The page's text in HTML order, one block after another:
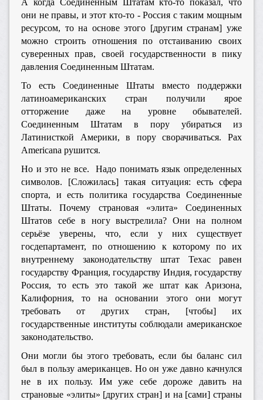
А когда Соединенным Штатам кто-то показал, что
они не правы, и этот кто-то - Россия с таким мощным
ресурсом, то на основе этого [другим странам] уже
можно строить отношения по отстаиванию своих
суверенных прав, своей государственности в пику
давления Соединенным Штатам.
То есть Соединенные Штаты вместо поддержки
латиноамериканских стран получили ярое
отторжение даже на уровне обывателей.
Соединенным Штатам в пору убираться из
Латинисткой Америки, в пору сворачиваться. Pax
Americana рушится.
Но и это не все. Надо понимать язык определенных
символов. [Сложилась] такая ситуация: есть сфера
спорта, и есть политика государства Соединенные
Штаты. Почему страновая «элита» Соединенных
Штатов себе в ногу выстрелила? Они на полном
серьёзе уверены, что, если у них существует
госдепартамент, по отношению к которому по их
внутреннему законодательству штат Техас равен
государству Франция, государству Индия, государству
Россия, то есть это такой же штат как Аризона,
Калифорния, то на основании этого они могут
требовать от других стран, [чтобы] их
государственные институты соблюдали американское
законодательство.
Они могли бы этого требовать, если бы баланс сил
был в пользу американцев. Но он уже давно качнулся
не в их пользу. Им уже себе дороже давить на
страновые «элиты» [других стран] и на [сами] страны